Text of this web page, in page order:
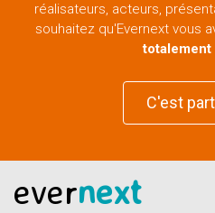
réalisateurs, acteurs,
souhaitez qu'Evernext vous
totalement
C'est
evernext